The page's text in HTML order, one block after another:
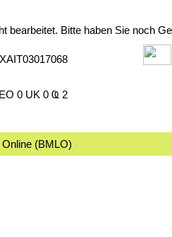
bearbeitet. Bitte haben Sie noch
XAIT03017068
0 UK 0 Ҩ 2
(BMLO)